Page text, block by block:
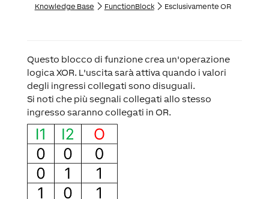
Knowledge Base FunctionBlock Esclusivamente OR
Questo blocco di funzione crea un'operazione
logica XOR. L'uscita sarà attiva quando i valori
degli ingressi collegati sono disuguali.
Si noti che più segnali collegati allo stesso
ingresso saranno collegati in OR.